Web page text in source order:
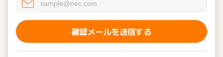
確認メールを送信する